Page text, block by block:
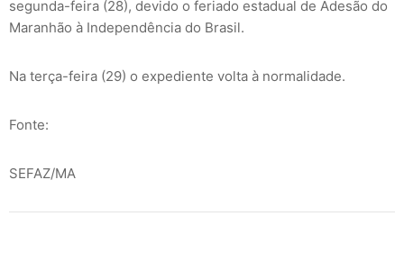
segunda-feira (28), devido o feriado estadual de Adesão do
Maranhão à Independência do Brasil.
Na terça-feira (29) o expediente volta à normalidade.
Fonte:
SEFAZ/MA